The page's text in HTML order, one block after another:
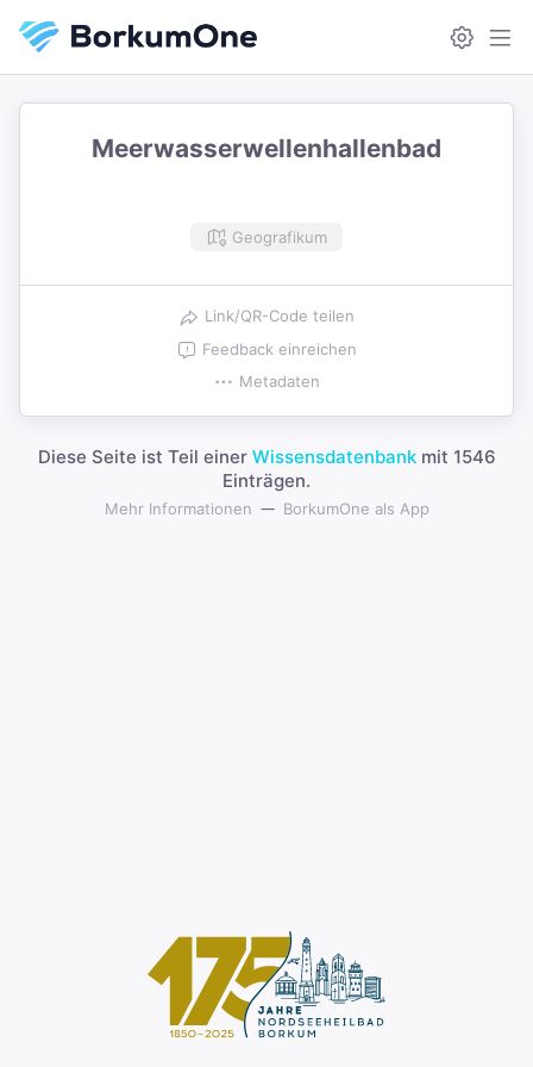
Meerwasserwellenhallenbad
Geografikum
Link/QR-Code teilen
Feedback einreichen
Metadaten
Diese Seite ist Teil einer Wissensdatenbankmit 1546
Einträgen.
Mehr Informationen BorkumOne als App